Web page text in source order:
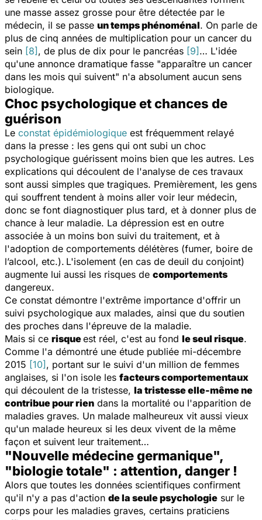
une masse assez grosse pour être détectée par le
médecin, il se passe un temps phénoménal. On parle de
plus de cinq années de multiplication pour un cancer du
sein [8], de plus de dix pour le pancréas [9]… L'idée
qu'une annonce dramatique fasse "apparaître un cancer
dans les mois qui suivent" n'a absolument aucun sens
biologique.
Choc psychologique et chances de
guérison
Le constat épidémiologique est fréquemment relayé
dans la presse : les gens qui ont subi un choc
psychologique guérissent moins bien que les autres. Les
explications qui découlent de l'analyse de ces travaux
sont aussi simples que tragiques. Premièrement, les gens
qui souffrent tendent à moins aller voir leur médecin,
donc se font diagnostiquer plus tard, et à donner plus de
chance à leur maladie. La dépression est en outre
associée à un moins bon suivi du traitement, et à
l'adoption de comportements délétères (fumer, boire de
l’alcool, etc.). L'isolement (en cas de deuil du conjoint)
augmente lui aussi les risques de comportements
dangereux.
Ce constat démontre l'extrême importance d'offrir un
suivi psychologique aux malades, ainsi que du soutien
des proches dans l'épreuve de la maladie.
Mais si ce risqueest réel, c'est au fond le seul risque.
Comme l'a démontré une étude publiée mi-décembre
2015 [10], portant sur le suivi d'un million de femmes
anglaises, si l'on isole les facteurs comportementaux
qui découlent de la tristesse, la tristesse elle-même ne
contribue pour rien dans la mortalité ou l'apparition de
maladies graves. Un malade malheureux vit aussi vieux
qu'un malade heureux si les deux vivent de la même
façon et suivent leur traitement…
"Nouvelle médecine germanique",
"biologie totale" : attention, danger !
Alors que toutes les données scientifiques confirment
qu'il n'y a pas d'action de la seule psychologie sur le
corps pour les maladies graves, certains praticiens